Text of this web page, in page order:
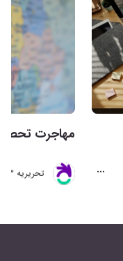
مهاجرت
تحريريه 3گام